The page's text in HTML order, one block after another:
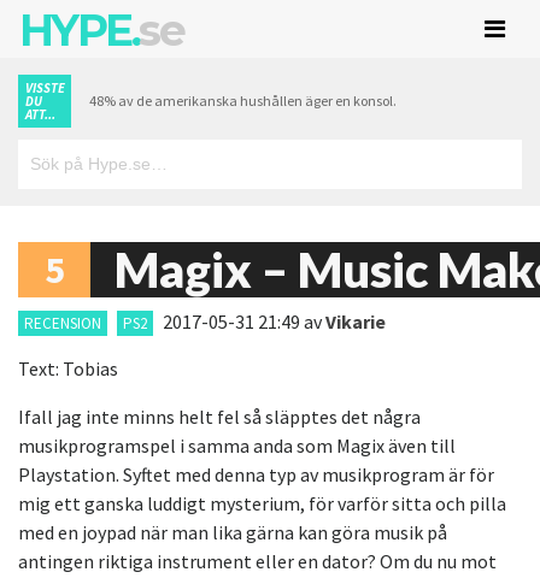
HYPE.se
VISSTE
DU
ATT...
48% av de amerikanska hushållen äger en konsol.
5 Magix – Music
RECENSION PS2 2017-05-31 21:49 avVikarie
Text: Tobias
Ifall jag inte minns helt fel så släpptes det några
musikprogramspel i samma anda som Magix även till
Playstation. Syftet med denna typ av musikprogram är för
mig ett ganska luddigt mysterium, för varför sitta och pilla
med en joypad när man lika gärna kan göra musik på
antingen riktiga instrument eller en dator? Om du nu mot